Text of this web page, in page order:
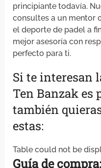
principiante todavía.
consultes a un mentor
el deporte de padel a
mejor asesoría con
perfecto para ti.
Si te interesan
Ten Banzak es
también
estas:
Table could not be
Guía de